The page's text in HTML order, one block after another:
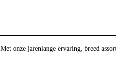
Met onze jarenlange ervaring, breed